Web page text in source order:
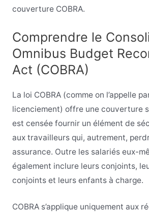
couverture COBRA.
Comprendre le
Omnibus Budget
Act (COBRA)
La loi COBRA (comme on l’appelle
licenciement) offre une couverture
est censée fournir un élément de
aux travailleurs qui, autrement,
assurance. Outre les salariés eux-
également inclure leurs conjoints,
conjoints et leurs enfants à charge.
COBRA s’applique uniquement aux